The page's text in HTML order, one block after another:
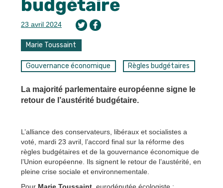
budgétaire
23 avril 2024
Marie Toussaint
Gouvernance économique Règles budgétaires
La majorité parlementaire européenne signe le
retour de l’austérité budgétaire.
L’alliance des conservateurs, libéraux et socialistes a
voté, mardi 23 avril, l’accord final sur la réforme des
règles budgétaires et de la gouvernance économique de
l’Union européenne. Ils signent le retour de l’austérité, en
pleine crise sociale et environnementale.